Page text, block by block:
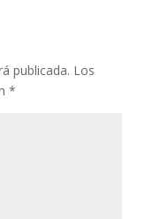
publicada. Los
*